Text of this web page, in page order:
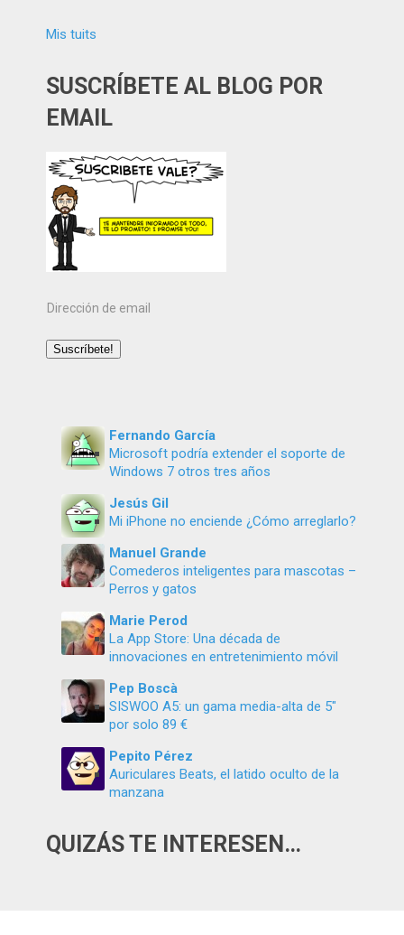
Mis tuits
SUSCRÍBETE AL BLOG POR
EMAIL
Dirección
email
Suscríbete!
Fernando García
Microsoft podría extender el soporte de
Windows 7 otros tres años
Jesús Gil
Mi iPhone no enciende ¿Cómo arreglarlo?
Manuel Grande
Comederos inteligentes para mascotas –
Perros y gatos
Marie Perod
La App Store: Una década de
innovaciones en entretenimiento móvil
Pep Boscà
SISWOO A5: un gama media-alta de 5″
por solo 89 €
Pepito Pérez
Auriculares Beats, el latido oculto de la
manzana
QUIZÁS TE INTERESEN…